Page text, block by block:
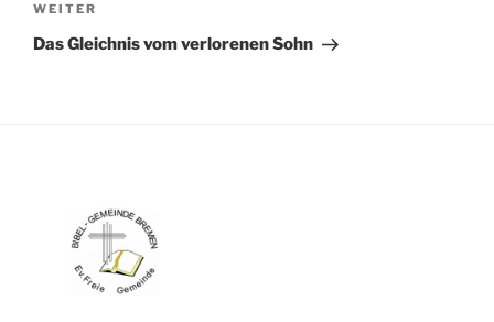
Nächster
Beitrag
WEITER
Das Gleichnis vom verlorenen Sohn